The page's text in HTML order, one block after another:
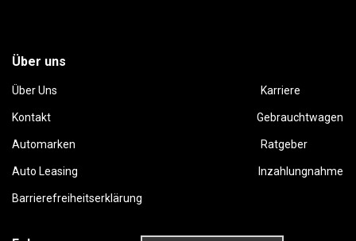
Über uns
Über Uns Karriere
Kontakt Gebrauchtwagen
Automarken Ratgeber
Auto Leasing Inzahlungnahme
Barrierefreiheitserklärung